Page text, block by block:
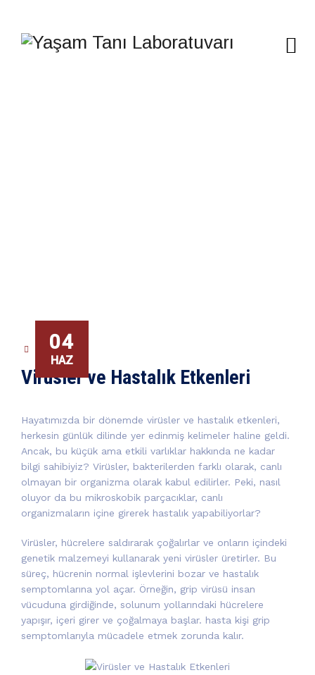
04
HAZ
GENEL
Virüsler ve Hastalık Etkenleri
Hayatımızda bir dönemde virüsler ve hastalık etkenleri,
herkesin günlük dilinde yer edinmiş kelimeler haline geldi.
Ancak, bu küçük ama etkili varlıklar hakkında ne kadar
bilgi sahibiyiz? Virüsler, bakterilerden farklı olarak, canlı
olmayan bir organizma olarak kabul edilirler. Peki, nasıl
oluyor da bu mikroskobik parçacıklar, canlı
organizmaların içine girerek hastalık yapabiliyorlar?
Virüsler, hücrelere saldırarak çoğalırlar ve onların içindeki
genetik malzemeyi kullanarak yeni virüsler üretirler. Bu
süreç, hücrenin normal işlevlerini bozar ve hastalık
semptomlarına yol açar. Örneğin, grip virüsü insan
vücuduna girdiğinde, solunum yollarındaki hücrelere
yapışır, içeri girer ve çoğalmaya başlar. hasta kişi grip
semptomlarıyla mücadele etmek zorunda kalır.